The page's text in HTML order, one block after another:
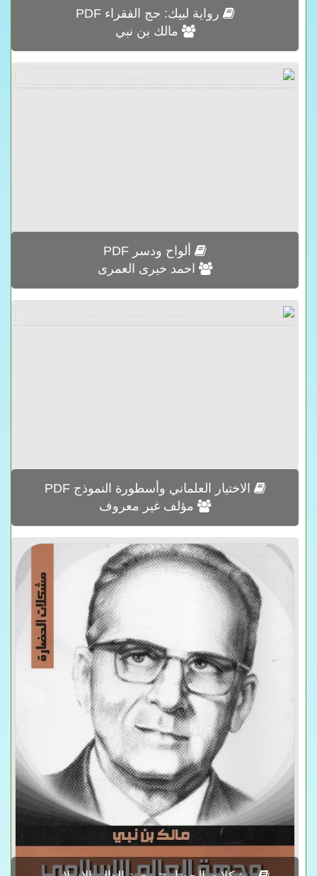
رواية لبيك: حج الفقراء PDF
مالك بن نبي
ألواح ودسر PDF
احمد خيرى العمرى
الاختيار العلماني وأسطورة النموذج PDF
مؤلف غير معروف